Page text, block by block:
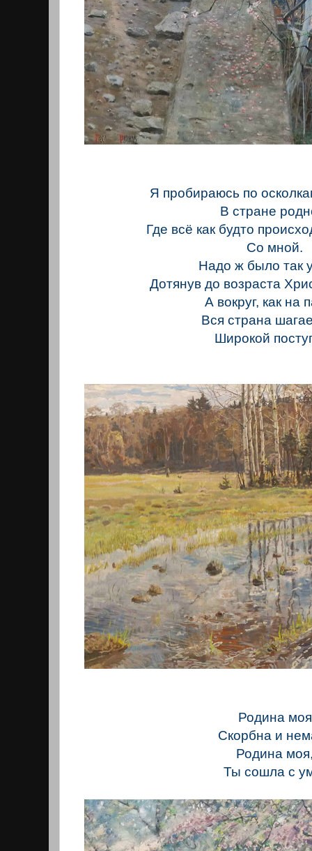
Я пробираюсь по
В стране
Где всё как будто
Со мной.
Надо ж было так
Дотянув до возраста
А вокруг, как на
Вся страна
Широкой
Родина моя
Скорбна и
Родина
Ты сошла с